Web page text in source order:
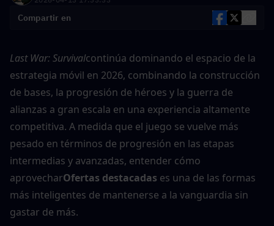
Compartir en
Last War: Survivalcontinúa dominando el espacio de la
estrategia móvil en 2026, combinando la construcción
de bases, la progresión de héroes y la guerra de
alianzas a gran escala en una experiencia altamente
competitiva. A medida que el juego se vuelve más
pesado en términos de progresión en las etapas
intermedias y avanzadas, entender cómo
aprovecharOfertas destacadas es una de las formas
más inteligentes de mantenerse a la vanguardia sin
gastar de más.